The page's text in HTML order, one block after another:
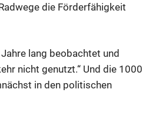
die Förderfähigkeit
lang beobachtet und
nicht genutzt.“ Und die 1000
in den politischen